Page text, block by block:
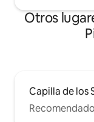
Otros
Capilla de los